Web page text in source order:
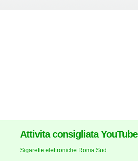
Attivita consigliata YouTube
Sigarette elettroniche Roma Sud